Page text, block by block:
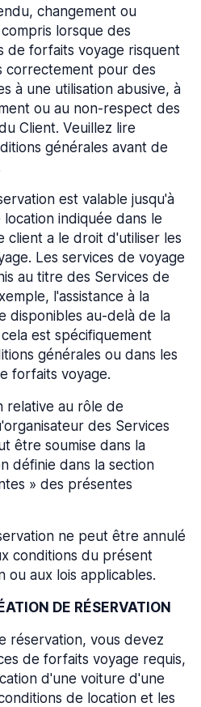
changement ou
lorsque des
de forfaits voyage risquent
correctement pour des
à une utilisation abusive, à
ou au non-respect des
Client. Veuillez lire
générales avant de
est valable jusqu'à
indiquée dans le
client a le droit d'utiliser les
Les services de voyage
au titre des Services de
l'assistance à la
disponibles au-delà de la
est spécifiquement
générales ou dans les
forfaits voyage.
relative au rôle de
des Services
être soumise dans la
définie dans la section
» des présentes
ne peut être annulé
conditions du présent
ou aux lois applicables.
DE RÉSERVATION
réservation, vous devez
de forfaits voyage requis,
d'une voiture d'une
de location et les